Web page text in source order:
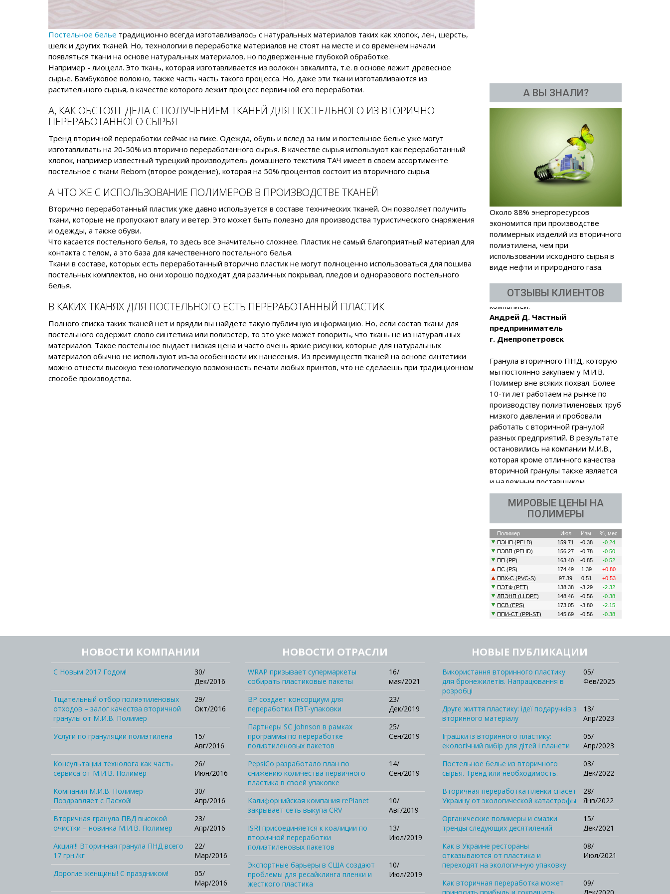
Постельное белье традиционно всегда изготавливалось с натуральных материалов таких как хлопок, лен, шерсть,
шелк и других тканей. Но, технологии в переработке материалов не стоят на месте и со временем начали
появляться ткани на основе натуральных материалов, но подверженные глубокой обработке.
Например - лиоцелл. Это ткань, которая изготавливается из волокон эвкалипта, т.е. в основе лежит древесное
сырье. Бамбуковое волокно, также часть часть такого процесса. Но, даже эти ткани изготавливаются из
растительного сырья, в качестве которого лежит процесс первичной его переработки.
А, КАК ОБСТОЯТ ДЕЛА С ПОЛУЧЕНИЕМ ТКАНЕЙ ДЛЯ ПОСТЕЛЬНОГО ИЗ ВТОРИЧНО
ПЕРЕРАБОТАННОГО СЫРЬЯ
Тренд вторичной переработки сейчас на пике. Одежда, обувь и вслед за ним и постельное белье уже могут
изготавливать на 20-50% из вторично переработанного сырья. В качестве сырья используют как переработанный
хлопок, например известный турецкий производитель домашнего текстиля ТАЧ имеет в своем ассортименте
постельное с ткани Reborn (второе рождение), которая на 50% процентов состоит из вторичного сырья.
А ЧТО ЖЕ С ИСПОЛЬЗОВАНИЕ ПОЛИМЕРОВ В ПРОИЗВОДСТВЕ ТКАНЕЙ
Вторично переработанный пластик уже давно используется в составе технических тканей. Он позволяет получить
ткани, которые не пропускают влагу и ветер. Это может быть полезно для производства туристического снаряжения
и одежды, а также обуви.
Что касается постельного белья, то здесь все значительно сложнее. Пластик не самый благоприятный материал для
контакта с телом, а это база для качественного постельного белья.
Ткани в составе, которых есть переработанный вторично пластик не могут полноценно использоваться для пошива
постельных комплектов, но они хорошо подходят для различных покрывал, пледов и одноразового постельного
белья.
В КАКИХ ТКАНЯХ ДЛЯ ПОСТЕЛЬНОГО ЕСТЬ ПЕРЕРАБОТАННЫЙ ПЛАСТИК
Полного списка таких тканей нет и врядли вы найдете такую публичную информацию. Но, если состав ткани для
постельного содержит слово синтетика или полиэстер, то это уже может говорить, что ткань не из натуральных
материалов. Такое постельное выдает низкая цена и часто очень яркие рисунки, которые для натуральных
материалов обычно не используют из-за особенности их нанесения. Из преимуществ тканей на основе синтетики
можно отнести высокую технологическую возможность печати любых принтов, что не сделаешь при традиционном
способе производства.
А ВЫ ЗНАЛИ?
Около 88% энергоресурсов
экономится при производстве
полимерных изделий из вторичного
полиэтилена, чем при
использовании исходного сырья в
виде нефти и природного газа.
ОТЗЫВЫ КЛИЕНТОВ
Гранула вторичного ПНД, которую
мы постоянно закупаем у М.И.В.
Полимер вне всяких похвал. Более
10-ти лет работаем на рынке по
производству полиэтиленовых труб
низкого давления и пробовали
работать с вторичной гранулой
разных предприятий. В результате
остановились на компании М.И.В.,
которая кроме отличного качества
вторичной гранулы также является
и надежным поставщиком.
Директор ТОВ "ОЛАНД СТОРМ"
МИРОВЫЕ ЦЕНЫ НА
ПОЛИМЕРЫ
НОВОСТИ КОМПАНИИ
С Новым 2017 Годом!
30/
Дек/2016
Тщательный отбор полиэтиленовых
отходов – залог качества вторичной
гранулы от М.И.В. Полимер
29/
Окт/2016
Услуги по грануляции полиэтилена
15/
Авг/2016
Консультации технолога как часть
сервиса от М.И.В. Полимер
26/
Июн/2016
Компания М.И.В. Полимер
Поздравляет с Пасхой!
30/
Апр/2016
Вторичная гранула ПВД высокой
очистки – новинка М.И.В. Полимер
23/
Апр/2016
Акция!!! Вторичная гранула ПНД всего
17 грн./кг
22/
Мар/2016
Дорогие женщины! С праздником!
05/
Мар/2016
НОВОСТИ ОТРАСЛИ
WRAP призывает супермаркеты
собирать пластиковые пакеты
16/
мая/2021
BP создает консорциум для
переработки ПЭТ-упаковки
23/
Дек/2019
Партнеры SC Johnson в рамках
программы по переработке
полиэтиленовых пакетов
25/
Сен/2019
PepsiCo разработало план по
снижению количества первичного
пластика в своей упаковке
14/
Сен/2019
Калифорнийская компания rePlanet
закрывает сеть выкупа CRV
10/
Авг/2019
ISRI присоединяется к коалиции по
вторичной переработки
полиэтиленовых пакетов
13/
Июл/2019
Экспортные барьеры в США создают
проблемы для ресайклинга пленки и
жесткого пластика
10/
Июл/2019
НОВЫЕ ПУБЛИКАЦИИ
Використання вторинного пластику
для бронежилетів. Напрацювання в
розробці
05/
Фев/2025
Друге життя пластику: ідеї подарунків з
вторинного матеріалу
13/
Апр/2023
Іграшки із вторинного пластику:
екологічний вибір для дітей і планети
05/
Апр/2023
Постельное белье из вторичного
сырья. Тренд или необходимость.
03/
Дек/2022
Вторичная переработка пленки спасет
Украину от экологической катастрофы
28/
Янв/2022
Органические полимеры и смазки
тренды следующих десятилений
15/
Дек/2021
Как в Украине рестораны
отказываются от пластика и
переходят на экологичную упаковку
08/
Июл/2021
Как вторичная переработка может
09/